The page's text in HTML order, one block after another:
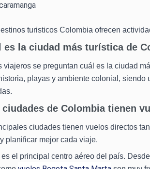
turisticos Colombia ofrecen
es la ciudad más turística de
viajeros se preguntan cuál es la ciudad
playas y ambiente colonial,
ciudades de Colombia tienen
ciudades tienen vuelos directos
planificar mejor cada viaje.
es el principal centro aéreo del país.